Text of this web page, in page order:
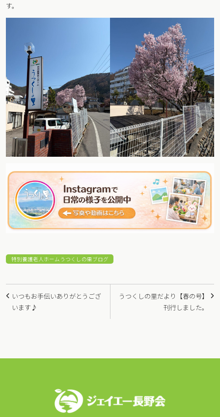
す。
特別養護老人ホームうつくしの里ブログ
投
稿
ゲ
うつくしの里だより【春の号】
刊行しました。
いつもお手伝いありがとうござ
います♪